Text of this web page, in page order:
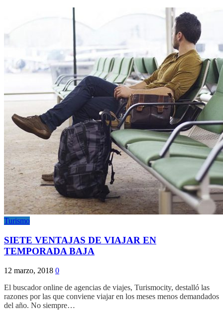
Turismo
SIETE VENTAJAS DE VIAJAR EN
TEMPORADA BAJA
12 marzo, 2018 0
El buscador online de agencias de viajes, Turismocity, destalló las
razones por las que conviene viajar en los meses menos demandados
del año. No siempre…